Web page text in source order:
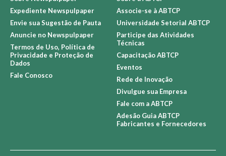
Expediente Newspulpaper
Envie sua Sugestão de Pauta
Anuncie no Newspulpaper
Termos de Uso, Política de
Privacidade e Proteção de
Dados
Fale Conosco
Associe-se à ABTCP
Universidade Setorial ABTCP
Participe das Atividades
Técnicas
Capacitação ABTCP
Eventos
Rede de Inovação
Divulgue sua Empresa
Fale com a ABTCP
Adesão Guia ABTCP
Fabricantes e Fornecedores